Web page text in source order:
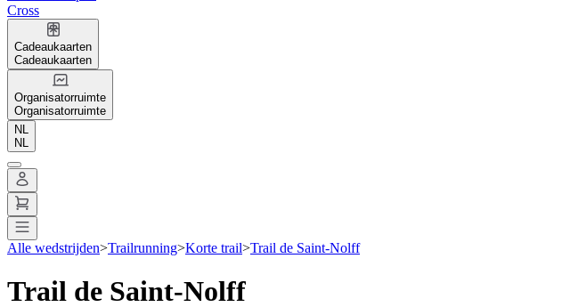
Cross
Cadeaukaarten
Cadeaukaarten
Organisatorruimte
Organisatorruimte
NL
NL
Alle wedstrijden>Trailrunning>Korte trail>Trail de Saint-Nolff
Trail de Saint-Nolff